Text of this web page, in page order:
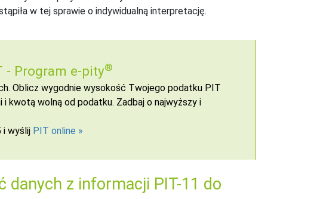
w tej sprawie o indywidualną interpretację.
- Program e-pity®
Oblicz wygodnie wysokość Twojego podatku PIT
kwotą wolną od podatku. Zadbaj o najwyższy i
i wyślij PIT online
danych z informacji PIT-11 do